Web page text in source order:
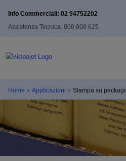
Info Commerciali: 02 94752202
Assistenza Tecnica: 800 600 625
Home › Applicazioni › Stampa su